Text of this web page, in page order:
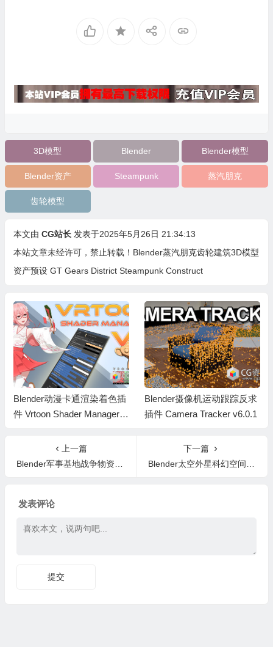
3D模型 Blender Blender模型
Blender资产 Steampunk 蒸汽朋克
齿轮模型
本文由 CG站长 发表于2025年5月26日 21:34:13
本站文章未经许可，禁止转载！ Blender蒸汽朋克齿轮建筑3D模型
资产预设 GT Gears District Steampunk Construct
Blender动漫卡通渲染着色插
件 Vrtoon Shader Manager V
Blender摄像机运动跟踪反求
插件 Camera Tracker v6.0.1
上一篇
Blender军事基地战争物资3D模型资产预设 GT Grid Armada Military Base
下一篇
Blender太空外星科幻空间站卫星基地3D模型资产预设 GT Starforge Nexus Spacestation Kit
发表评论